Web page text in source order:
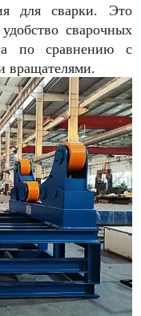
для сварки. Это
сварочных
по сравнению с
вращателями.